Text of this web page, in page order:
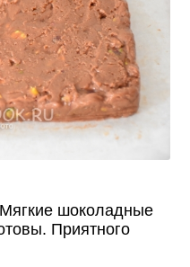
шоколадные
Приятного